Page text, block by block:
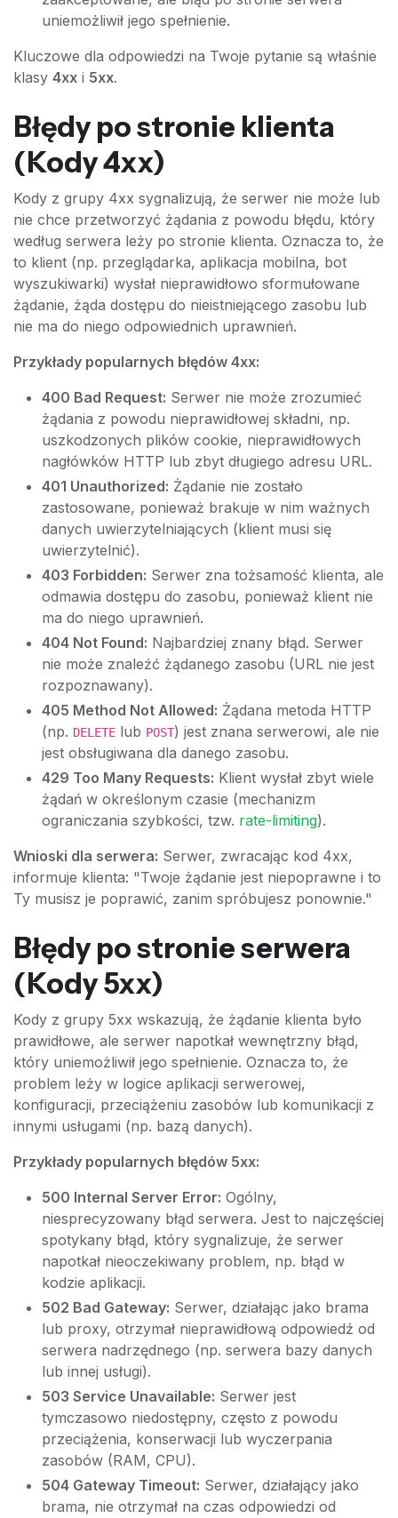
uniemożliwił jego spełnienie.
Kluczowe dla odpowiedzi na Twoje pytanie są właśnie
klasy 4xx i 5xx.
Błędy po stronie klienta
(Kody 4xx)
Kody z grupy 4xx sygnalizują, że serwer nie może lub
nie chce przetworzyć żądania z powodu błędu, który
według serwera leży po stronie klienta. Oznacza to, że
to klient (np. przeglądarka, aplikacja mobilna, bot
wyszukiwarki) wysłał nieprawidłowo sformułowane
żądanie, żąda dostępu do nieistniejącego zasobu lub
nie ma do niego odpowiednich uprawnień.
Przykłady popularnych błędów 4xx:
400 Bad Request: Serwer nie może zrozumieć
żądania z powodu nieprawidłowej składni, np.
uszkodzonych plików cookie, nieprawidłowych
nagłówków HTTP lub zbyt długiego adresu URL.
401 Unauthorized: Żądanie nie zostało
zastosowane, ponieważ brakuje w nim ważnych
danych uwierzytelniających (klient musi się
uwierzytelnić).
403 Forbidden: Serwer zna tożsamość klienta, ale
odmawia dostępu do zasobu, ponieważ klient nie
ma do niego uprawnień.
404 Not Found: Najbardziej znany błąd. Serwer
nie może znaleźć żądanego zasobu (URL nie jest
rozpoznawany).
405 Method Not Allowed: Żądana metoda HTTP
(np. DELETE lub POST) jest znana serwerowi, ale nie
jest obsługiwana dla danego zasobu.
429 Too Many Requests: Klient wysłał zbyt wiele
żądań w określonym czasie (mechanizm
ograniczania szybkości, tzw. rate-limiting).
Wnioski dla serwera: Serwer, zwracając kod 4xx,
informuje klienta: "Twoje żądanie jest niepoprawne i to
Ty musisz je poprawić, zanim spróbujesz ponownie."
Błędy po stronie serwera
(Kody 5xx)
Kody z grupy 5xx wskazują, że żądanie klienta było
prawidłowe, ale serwer napotkał wewnętrzny błąd,
który uniemożliwił jego spełnienie. Oznacza to, że
problem leży w logice aplikacji serwerowej,
konfiguracji, przeciążeniu zasobów lub komunikacji z
innymi usługami (np. bazą danych).
Przykłady popularnych błędów 5xx:
500 Internal Server Error: Ogólny,
niesprecyzowany błąd serwera. Jest to najczęściej
spotykany błąd, który sygnalizuje, że serwer
napotkał nieoczekiwany problem, np. błąd w
kodzie aplikacji.
502 Bad Gateway: Serwer, działając jako brama
lub proxy, otrzymał nieprawidłową odpowiedź od
serwera nadrzędnego (np. serwera bazy danych
lub innej usługi).
503 Service Unavailable: Serwer jest
tymczasowo niedostępny, często z powodu
przeciążenia, konserwacji lub wyczerpania
zasobów (RAM, CPU).
504 Gateway Timeout: Serwer, działający jako
brama, nie otrzymał na czas odpowiedzi od